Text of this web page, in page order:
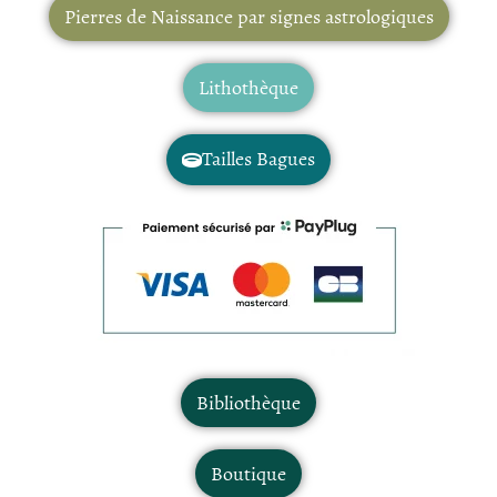
Pierres de Naissance par signes astrologiques
Lithothèque
Tailles Bagues
Bibliothèque
Boutique